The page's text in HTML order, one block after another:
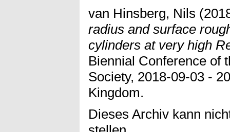
van Hinsberg, Nils
radius and surface
cylinders at very high
Biennial Conference of
Society, 2018-09-03 -
Kingdom.
Dieses Archiv kann